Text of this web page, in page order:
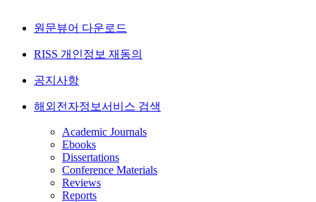
원문뷰어 다운로드
RISS 개인정보 재동의
공지사항
해외전자정보서비스 검색
Academic Journals
Ebooks
Dissertations
Conference Materials
Reviews
Reports